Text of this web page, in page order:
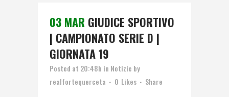
03 MAR GIUDICE SPORTIVO
| CAMPIONATO SERIE D |
GIORNATA 19
Posted at 20:48h in Notizie by
realfortequerceta
0 Likes Share